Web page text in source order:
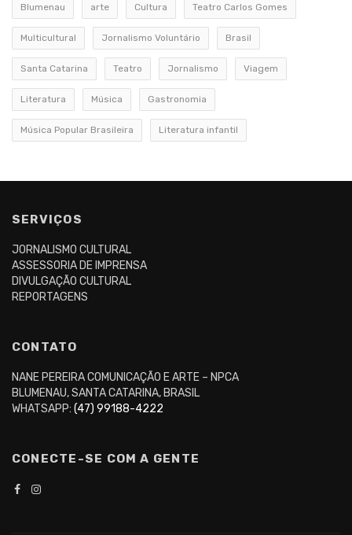
Blumenau arte Cultura Teatro Carlos Gomes
Multicultural Jornalismo Voluntário Brasil
Santa Catarina Teatro Jornalismo Viagem
Literatura Música Gastronomia
Música Popular Brasileira Literatura infantil
SERVIÇOS
JORNALISMO CULTURAL
ASSESSORIA DE IMPRENSA
DIVULGAÇÃO CULTURAL
REPORTAGENS
CONTATO
NANE PEREIRA COMUNICAÇÃO E ARTE – NPCA
BLUMENAU, SANTA CATARINA, BRASIL
WHATSAPP: (47) 99188-4222
CONECTE-SE COM A GENTE